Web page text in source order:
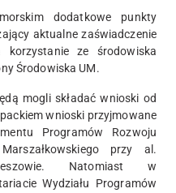
dodatkowe punkty
aktualne zaświadczenie
ze środowiska
Środowiska UM.
mogli składać wnioski od
wnioski przyjmowane
Programów Rozwoju
przy al.
Natomiast w
Wydziału Programów